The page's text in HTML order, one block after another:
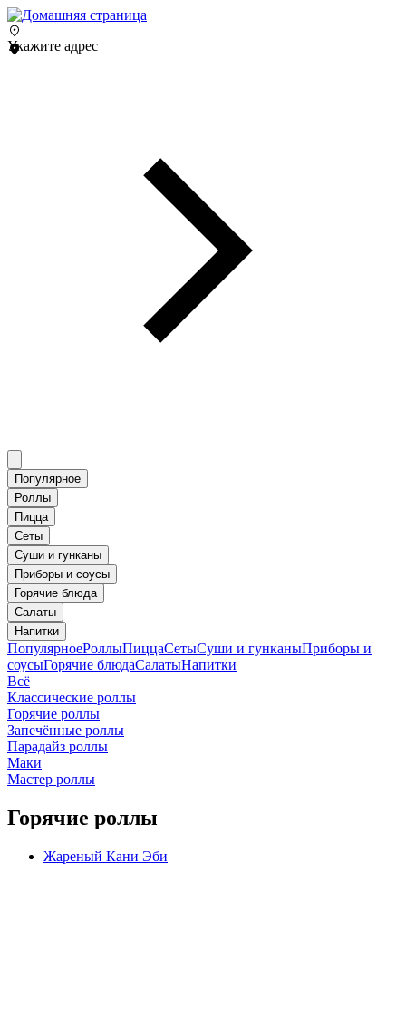
Укажите адрес
Популярное
Роллы
Пицца
Сеты
Суши и гунканы
Приборы и соусы
Горячие блюда
Салаты
Напитки
ПопулярноеРоллыПиццаСетыСуши и гунканыПриборы и
соусыГорячие блюдаСалатыНапитки
Всё
Классические роллы
Горячие роллы
Запечённые роллы
Парадайз роллы
Маки
Мастер роллы
Горячие роллы
Жареный Кани Эби